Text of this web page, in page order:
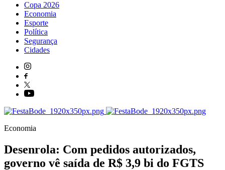
Copa 2026
Economia
Esporte
Política
Segurança
Cidades
Economia
Desenrola: Com pedidos autorizados,
governo vê saída de R$ 3,9 bi do FGTS